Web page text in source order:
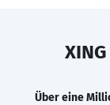
Über eine